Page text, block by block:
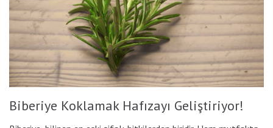
Biberiye Koklamak Hafızayı Geliştiriyor!